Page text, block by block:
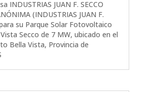
INDUSTRIAS JUAN F. SECCO
(INDUSTRIAS JUAN F.
para su Parque Solar Fotovoltaico
Secco de 7 MW, ubicado en el
Bella Vista, Provincia de